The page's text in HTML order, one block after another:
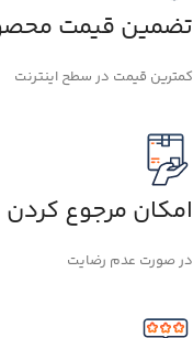
تضمین قیمت
کمترین قیمت در سطح اینترنت
امکان مرجوع
در صورت عدم رضایت